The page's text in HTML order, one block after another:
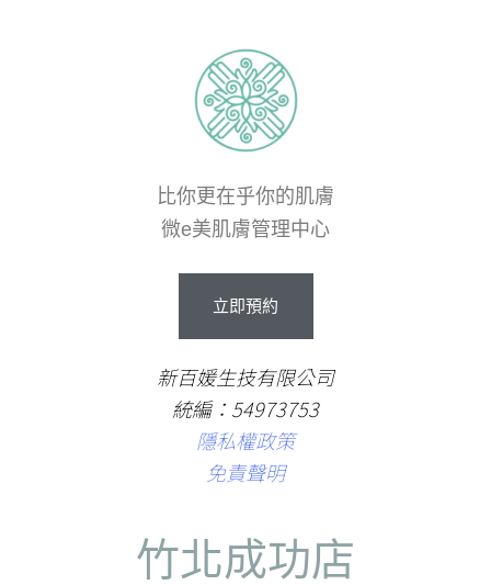
比你更在乎你的肌膚
微e美肌膚管理中心
立即預約
新百媛生技有限公司
統編：54973753
隱私權政策
免責聲明
竹北成功店